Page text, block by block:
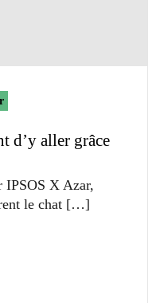
d’y aller grâce
IPSOS X Azar,
le chat